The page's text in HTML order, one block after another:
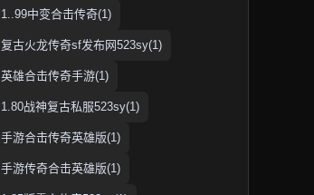
1..99中变合击传奇(1)
复古火龙传奇sf发布网523sy(1)
英雄合击传奇手游(1)
1.80战神复古私服523sy(1)
手游合击传奇英雄版(1)
手游传奇合击英雄版(1)